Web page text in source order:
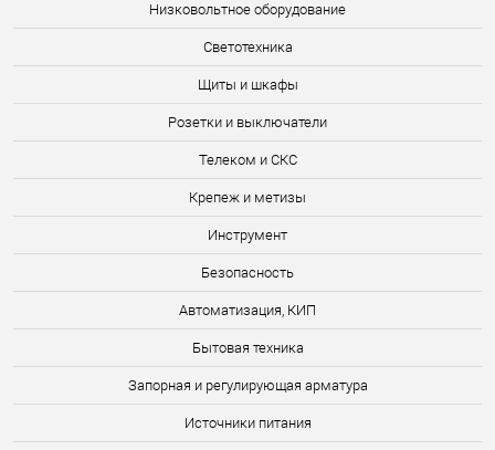
Низковольтное оборудование
Светотехника
Щиты и шкафы
Розетки и выключатели
Телеком и СКС
Крепеж и метизы
Инструмент
Безопасность
Автоматизация, КИП
Бытовая техника
Запорная и регулирующая арматура
Источники питания